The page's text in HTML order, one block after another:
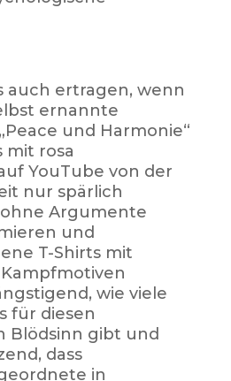
auch ertragen, wenn
ernannte
und Harmonie“
mit rosa
YouTube von der
nur spärlich
Argumente
und
T-Shirts mit
wie viele
für diesen
Blödsinn gibt und
dass
in